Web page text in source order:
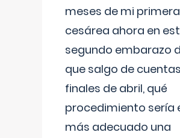
meses de mi primera
cesárea ahora en
segundo embarazo
que salgo de
finales de abril, qué
procedimiento sería
más adecuado una